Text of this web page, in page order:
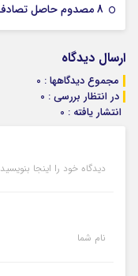
8 مصدوم حاصل تصادف در جاده سوسن
ارسال دیدگاه
مجموع دیدگاهها : 0
در انتظار بررسی : 0
انتشار یافته : 0
دیدگاه خود را اینجا بنویسید
نام شما